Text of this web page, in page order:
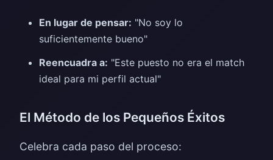
En lugar de pensar: "No soy lo
suficientemente bueno"
Reencuadra a: "Este puesto no era el match
ideal para mi perfil actual"
El Método de los Pequeños Éxitos
Celebra cada paso del proceso: